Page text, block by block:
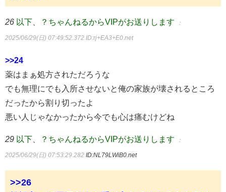
26 以下、？ちゃんねるからVIPがお送りします ：
2025/06/29(日) 07:49:52.372 ID:rj+EA3+E0.net
>>24
薬はまぁ処方されただろうな
でも無理にでも入所させないと俺の家族が壊されるところ
だったから割り切ったよ
悪い人じゃなかったから今でも心は痛むけどね
29 以下、？ちゃんねるからVIPがお送りします ：
2025/06/29(日) 07:53:29.282 ID:NL79LWiB0.net
>>26